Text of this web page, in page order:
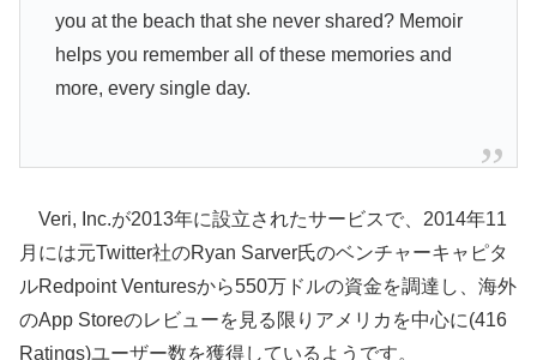
you at the beach that she never shared? Memoir
helps you remember all of these memories and
more, every single day.
Veri, Inc.が2013年に設立されたサービスで、2014年11
月には元Twitter社のRyan Sarver氏のベンチャーキャピタ
ルRedpoint Venturesから550万ドルの資金を調達し、海外
のApp Storeのレビューを見る限りアメリカを中心に(416
Ratings)ユーザー数を獲得しているようです。